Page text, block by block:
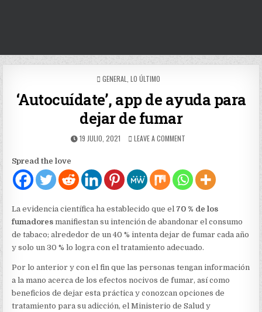
POSTED
GENERAL LO ÚLTIMO
‘Autocuídate’, app de ayuda para
dejar de fumar
PUBLISHED
19 JULIO, 2021 LEAVE A COMMENT
DE
AYUDA
PARA
DE
Spread the love
La evidencia científica ha establecido que el 70 % de los
fumadores manifiestan su intención de abandonar el consumo
de tabaco; alrededor de un 40 % intenta dejar de fumar cada año
y solo un 30 % lo logra con el tratamiento adecuado.
Por lo anterior y con el fin que las personas tengan información
a la mano acerca de los efectos nocivos de fumar, así como
beneficios de dejar esta práctica y conozcan opciones de
tratamiento para su adicción, el Ministerio de Salud y